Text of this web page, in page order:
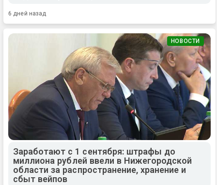
6 дней назад
НОВОСТИ
Заработают с 1 сентября: штрафы до
миллиона рублей ввели в Нижегородской
области за распространение, хранение и
сбыт вейпов